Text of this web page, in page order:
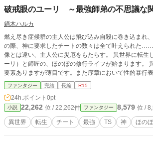
破戒眼のユーリ ～最強師弟の不思議な
鏑木ハルカ
燃え尽き症候群の主人公は飛び込み自殺に巻き込まれ
の際、神に要求したチートの数々は全て叶えられた
像とは違い、主人公に災厄をもたらす。 異世界に転生した楽天的な主人公（ユ
ーリ）と師匠の、ほのぼの修行ライフが始まります。
要素ありますが薄目です。また序章において性的暴行
方はブラウザバックするか、1章から読むようお願いし
ファンタジー 完結 長編 R15
24h.ポイント 0pt
小説 22,262 位 / 22,262件 ファンタジー 8,579 位 /
異世界 転生 チート 最強 TS 神 ほの